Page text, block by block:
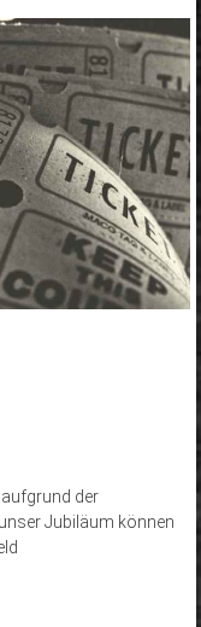
der
Jubiläum können